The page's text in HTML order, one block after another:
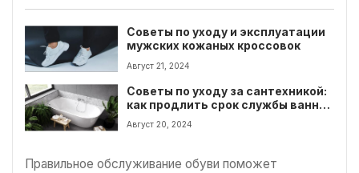
Советы по уходу и эксплуатации
мужских кожаных кроссовок
Август 21, 2024
Советы по уходу за сантехникой:
как продлить срок службы ванны,
раковины и унитаза?
Август 20, 2024
Правильное обслуживание обуви поможет